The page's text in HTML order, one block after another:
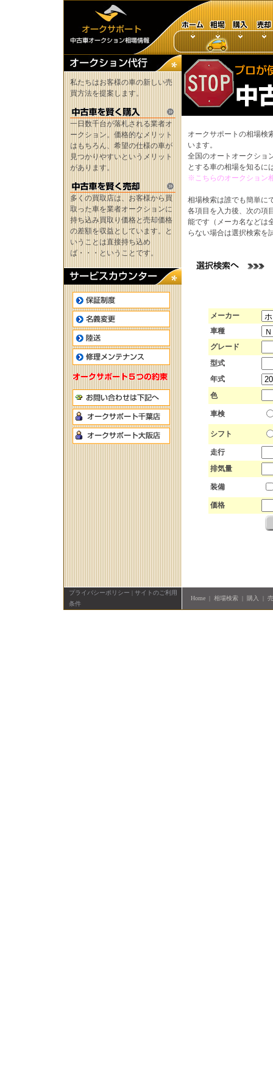
私たちはお客様の車の新しい売
買方法を提案します。
一日数千台が落札される業者オ
ークション。価格的なメリット
はもちろん、希望の仕様の車が
見つかりやすいというメリット
があります。
多くの買取店は、お客様から買
取った車を業者オークションに
持ち込み買取り価格と売却価格
の差額を収益としています。と
いうことは直接持ち込め
ば・・・ということです。
オークサポートの相場検
います。
全国のオートオークショ
とする車の相場を知るに
※こちらのオークション
相場検索は誰でも簡単に
各項目を入力後、次の項
能です（メーカ名などは
らない場合は選択検索を
メーカー
車種
グレード
型式
年式
色
車検
シフト
走行
排気量
装備
価格
プライバシーポリシー | サイトのご利用
条件
Home| 相場検索| 購入 |